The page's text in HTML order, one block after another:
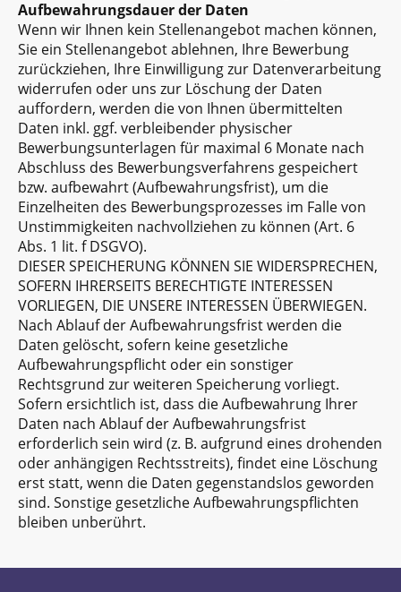
Aufbewahrungsdauer der Daten
Wenn wir Ihnen kein Stellenangebot machen können,
Sie ein Stellenangebot ablehnen, Ihre Bewerbung
zurückziehen, Ihre Einwilligung zur Datenverarbeitung
widerrufen oder uns zur Löschung der Daten
auffordern, werden die von Ihnen übermittelten
Daten inkl. ggf. verbleibender physischer
Bewerbungsunterlagen für maximal 6 Monate nach
Abschluss des Bewerbungsverfahrens gespeichert
bzw. aufbewahrt (Aufbewahrungsfrist), um die
Einzelheiten des Bewerbungsprozesses im Falle von
Unstimmigkeiten nachvollziehen zu können (Art. 6
Abs. 1 lit. f DSGVO).
DIESER SPEICHERUNG KÖNNEN SIE WIDERSPRECHEN,
SOFERN IHRERSEITS BERECHTIGTE INTERESSEN
VORLIEGEN, DIE UNSERE INTERESSEN ÜBERWIEGEN.
Nach Ablauf der Aufbewahrungsfrist werden die
Daten gelöscht, sofern keine gesetzliche
Aufbewahrungspflicht oder ein sonstiger
Rechtsgrund zur weiteren Speicherung vorliegt.
Sofern ersichtlich ist, dass die Aufbewahrung Ihrer
Daten nach Ablauf der Aufbewahrungsfrist
erforderlich sein wird (z. B. aufgrund eines drohenden
oder anhängigen Rechtsstreits), findet eine Löschung
erst statt, wenn die Daten gegenstandslos geworden
sind. Sonstige gesetzliche Aufbewahrungspflichten
bleiben unberührt.